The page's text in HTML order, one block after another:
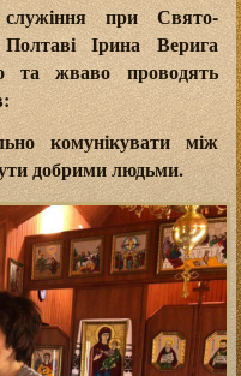
служіння при Свято-
Ірина Верига
та жваво проводять
комунікувати між
добрими людьми.